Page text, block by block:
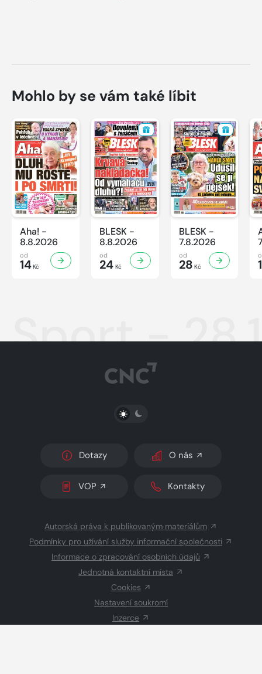
Mohlo by se vám také líbit
Aha! -
8.8.2026
od
14Kč
BLESK -
8.8.2026
od
24Kč
BLESK -
7.8.2026
od
28 Kč
Sport -
PŘEPNOUT SVĚTLÝ/TMAVÝ REŽIM
Dotazy O nás
VOP Kontakty
Autorská práva k publikovaným materiálům
Podmínky pro užívání služby informační společnosti
Informace o zpracování osobních údajů
Jednotná kontaktní místa
Cookies
Nastavení soukromí
Inzerce